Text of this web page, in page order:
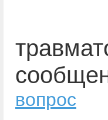
вопрос